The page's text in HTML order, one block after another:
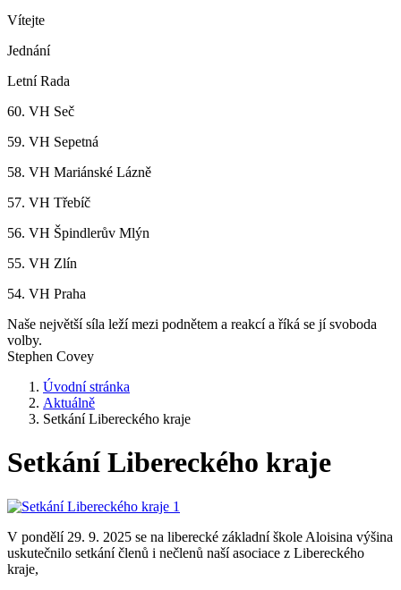
Vítejte
Jednání
Letní Rada
60. VH Seč
59. VH Sepetná
58. VH Mariánské Lázně
57. VH Třebíč
56. VH Špindlerův Mlýn
55. VH Zlín
54. VH Praha
Naše největší síla leží mezi podnětem a reakcí a říká se jí svoboda
volby.
Stephen Covey
Úvodní stránka
Aktuálně
Setkání Libereckého kraje
Setkání Libereckého kraje
V pondělí 29. 9. 2025 se na liberecké základní škole Aloisina výšina
uskutečnilo setkání členů i nečlenů naší asociace z Libereckého
kraje,